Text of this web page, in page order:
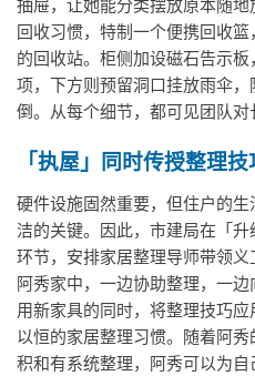
抽屉，让她能分类摆放原本随
回收习惯，特制一个便携回收
的回收站。柜侧加设磁石告示
项，下方则预留洞口挂放雨伞
倒。从每个细节，都可见团队对
「执屋」同时传授整理技
硬件设施固然重要，但住户的
洁的关键。因此，市建局在「升
环节，安排家居整理导师带领
阿秀家中，一边协助整理，一
用新家具的同时，将整理技巧
以恒的家居整理习惯。随着阿
积和有系统整理，阿秀可以为自